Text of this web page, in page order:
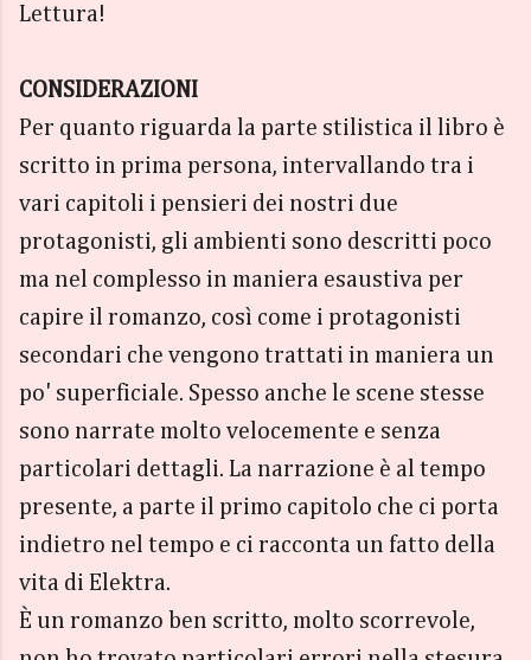
Lettura!
CONSIDERAZIONI
Per quanto riguarda la parte stilistica il libro è
scritto in prima persona, intervallando tra i
vari capitoli i pensieri dei nostri due
protagonisti, gli ambienti sono descritti poco
ma nel complesso in maniera esaustiva per
capire il romanzo, così come i protagonisti
secondari che vengono trattati in maniera un
po' superficiale. Spesso anche le scene stesse
sono narrate molto velocemente e senza
particolari dettagli. La narrazione è al tempo
presente, a parte il primo capitolo che ci porta
indietro nel tempo e ci racconta un fatto della
vita di Elektra.
È un romanzo ben scritto, molto scorrevole,